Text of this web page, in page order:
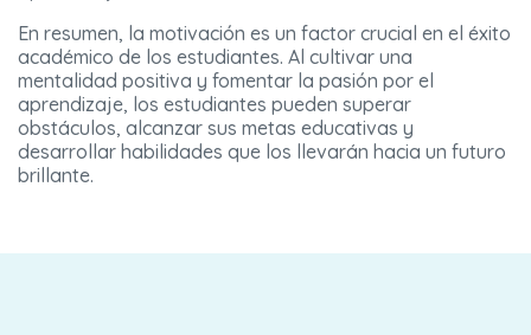
En resumen, la motivación es un factor crucial en el éxito
académico de los estudiantes. Al cultivar una
mentalidad positiva y fomentar la pasión por el
aprendizaje, los estudiantes pueden superar
obstáculos, alcanzar sus metas educativas y
desarrollar habilidades que los llevarán hacia un futuro
brillante.